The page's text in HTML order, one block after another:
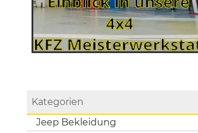
Kategorien
Jeep Bekleidung